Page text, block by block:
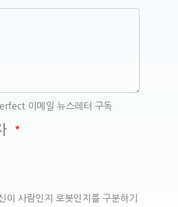
이메일 뉴스레터 구독
이 사람인지 로봇인지를 구분하기